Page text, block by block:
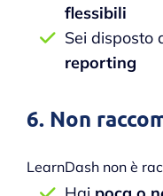
flessibili
Sei disposto
reporting
6. Non
LearnDash non è